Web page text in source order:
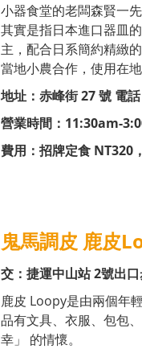
小器食堂的老闆森賢一
其實是指日本進口器皿
主，配合日系簡約精緻
當地小農合作，使用在
地址：赤峰街 27 號 電
營業時間：11:30am-
費用：招牌定食 NT320
鬼馬調皮 鹿皮
交：捷運中山站 2號出
鹿皮 Loopy是由兩個年
品有文具、衣服、包包
幸」 的情懷。